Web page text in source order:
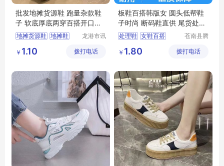
批发地摊货源鞋 跑量杂款鞋
子 软底厚底两穿百搭开口笑
休闲板鞋
地摊货源鞋 地摊鞋
百搭板鞋
龙港市讯
（个体工
￥ 1.10 拨打电话
板鞋百搭韩版女 圆头低帮鞋
子时尚 断码鞋直供 尾货处理
鞋
处理鞋 女鞋百搭
小白鞋时尚百搭
苍南县腾
务商行
￥ 1.80 拨打电话